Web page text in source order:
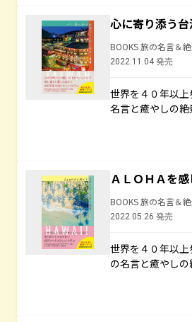
心に寄り添う
BOOKS 旅の名言＆
2022.11.04 発売
世界を４０年以
名言と癒やしの絶
ＡＬＯＨＡを
BOOKS 旅の名言＆
2022.05.26 発売
世界を４０年以
の名言と癒やしの